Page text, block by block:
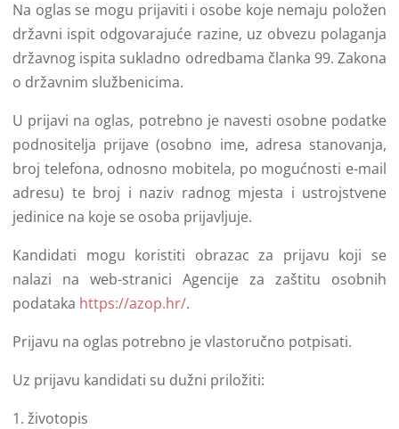
Na oglas se mogu prijaviti i osobe koje nemaju položen
državni ispit odgovarajuće razine, uz obvezu polaganja
državnog ispita sukladno odredbama članka 99. Zakona
o državnim službenicima.
U prijavi na oglas, potrebno je navesti osobne podatke
podnositelja prijave (osobno ime, adresa stanovanja,
broj telefona, odnosno mobitela, po mogućnosti e-mail
adresu) te broj i naziv radnog mjesta i ustrojstvene
jedinice na koje se osoba prijavljuje.
Kandidati mogu koristiti obrazac za prijavu koji se
nalazi na web-stranici Agencije za zaštitu osobnih
podataka https://azop.hr/.
Prijavu na oglas potrebno je vlastoručno potpisati.
Uz prijavu kandidati su dužni priložiti:
životopis